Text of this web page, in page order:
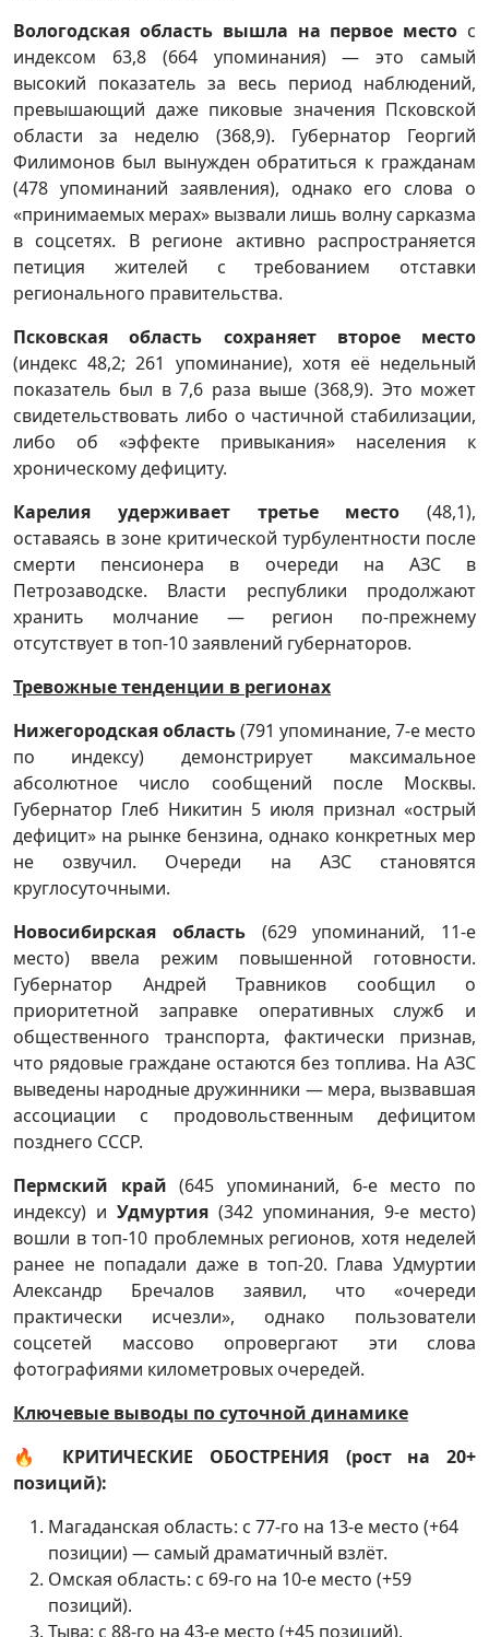
Вологодская область вышла на первое место с
индексом 63,8 (664 упоминания) — это самый
высокий показатель за весь период наблюдений,
превышающий даже пиковые значения Псковской
области за неделю (368,9). Губернатор Георгий
Филимонов был вынужден обратиться к гражданам
(478 упоминаний заявления), однако его слова о
«принимаемых мерах» вызвали лишь волну сарказма
в соцсетях. В регионе активно распространяется
петиция жителей с требованием отставки
регионального правительства.
Псковская область сохраняет второе место
(индекс 48,2; 261 упоминание), хотя её недельный
показатель был в 7,6 раза выше (368,9). Это может
свидетельствовать либо о частичной стабилизации,
либо об «эффекте привыкания» населения к
хроническому дефициту.
Карелия удерживает третье место (48,1),
оставаясь в зоне критической турбулентности после
смерти пенсионера в очереди на АЗС в
Петрозаводске. Власти республики продолжают
хранить молчание — регион по-прежнему
отсутствует в топ-10 заявлений губернаторов.
Тревожные тенденции в регионах
Нижегородская область(791 упоминание, 7-е место
по индексу) демонстрирует максимальное
абсолютное число сообщений после Москвы.
Губернатор Глеб Никитин 5 июля признал «острый
дефицит» на рынке бензина, однако конкретных мер
не озвучил. Очереди на АЗС становятся
круглосуточными.
Новосибирская область(629 упоминаний, 11-е
место) ввела режим повышенной готовности.
Губернатор Андрей Травников сообщил о
приоритетной заправке оперативных служб и
общественного транспорта, фактически признав,
что рядовые граждане остаются без топлива. На АЗС
выведены народные дружинники — мера, вызвавшая
ассоциации с продовольственным дефицитом
позднего СССР.
Пермский край (645 упоминаний, 6-е место по
индексу) и Удмуртия (342 упоминания, 9-е место)
вошли в топ-10 проблемных регионов, хотя неделей
ранее не попадали даже в топ-20. Глава Удмуртии
Александр Бречалов заявил, что «очереди
практически исчезли», однако пользователи
соцсетей массово опровергают эти слова
фотографиями километровых очередей.
Ключевые выводы по суточной динамике
🔥 КРИТИЧЕСКИЕ ОБОСТРЕНИЯ (рост на 20+
позиций):
Магаданская область: с 77-го на 13-е место (+64
позиции) — самый драматичный взлёт.
Омская область: с 69-го на 10-е место (+59
позиций).
Тыва: с 88-го на 43-е место (+45 позиций).